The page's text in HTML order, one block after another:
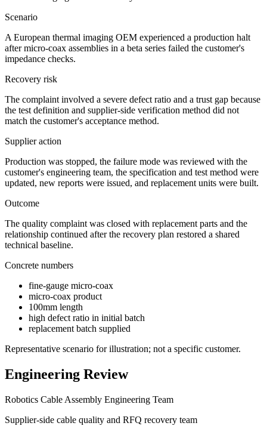
Scenario
A European thermal imaging OEM experienced a production halt
after micro-coax assemblies in a beta series failed the customer's
impedance checks.
Recovery risk
The complaint involved a severe defect ratio and a trust gap because
the test definition and supplier-side verification method did not
match the customer's acceptance method.
Supplier action
Production was stopped, the failure mode was reviewed with the
customer's engineering team, the specification and test method were
updated, new reports were issued, and replacement units were built.
Outcome
The quality complaint was closed with replacement parts and the
relationship continued after the recovery plan restored a shared
technical baseline.
Concrete numbers
fine-gauge micro-coax
micro-coax product
100mm length
high defect ratio in initial batch
replacement batch supplied
Representative scenario for illustration; not a specific customer.
Engineering Review
Robotics Cable Assembly Engineering Team
Supplier-side cable quality and RFQ recovery team